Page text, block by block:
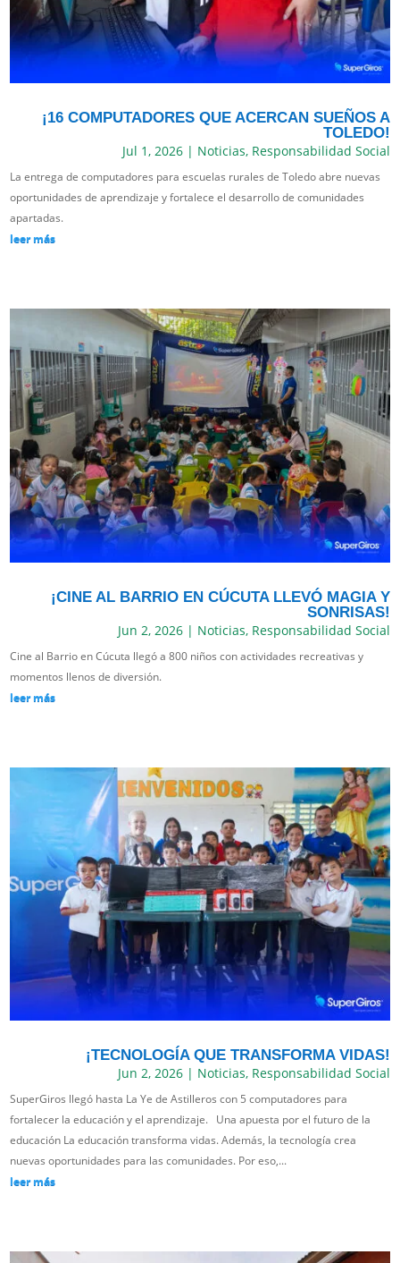
¡16 COMPUTADORES QUE ACERCAN SUEÑOS A
TOLEDO!
Jul 1, 2026| Noticias, Responsabilidad Social
La entrega de computadores para escuelas rurales de Toledo abre nuevas
oportunidades de aprendizaje y fortalece el desarrollo de comunidades
apartadas.
leer más
¡CINE AL BARRIO EN CÚCUTA LLEVÓ MAGIA Y
SONRISAS!
Jun 2, 2026| Noticias, Responsabilidad Social
Cine al Barrio en Cúcuta llegó a 800 niños con actividades recreativas y
momentos llenos de diversión.
leer más
¡TECNOLOGÍA QUE TRANSFORMA VIDAS!
Jun 2, 2026| Noticias, Responsabilidad Social
SuperGiros llegó hasta La Ye de Astilleros con 5 computadores para
fortalecer la educación y el aprendizaje. Una apuesta por el futuro de la
educación La educación transforma vidas. Además, la tecnología crea
nuevas oportunidades para las comunidades. Por eso,...
leer más